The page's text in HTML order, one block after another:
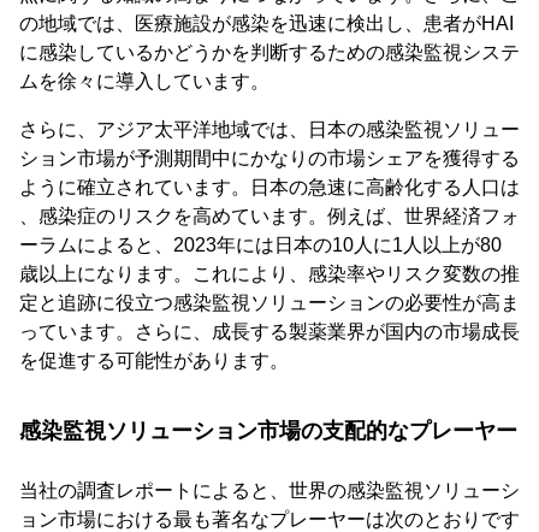
の地域では、医療施設が感染を迅速に検出し、患者がHAI
に感染しているかどうかを判断するための感染監視システ
ムを徐々に導入しています。
さらに、アジア太平洋地域では、日本の感染監視ソリュー
ション市場が予測期間中にかなりの市場シェアを獲得する
ように確立されています。日本の急速に高齢化する人口は
、感染症のリスクを高めています。例えば、世界経済フォ
ーラムによると、2023年には日本の10人に1人以上が80
歳以上になります。これにより、感染率やリスク変数の推
定と追跡に役立つ感染監視ソリューションの必要性が高ま
っています。さらに、成長する製薬業界が国内の市場成長
を促進する可能性があります。
感染監視ソリューション市場の支配的なプレーヤー
当社の調査レポートによると、世界の感染監視ソリューシ
ョン市場における最も著名なプレーヤーは次のとおりです